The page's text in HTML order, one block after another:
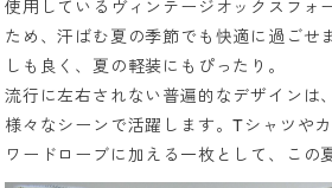
使用しているヴィンテージオックスフォ
ため、汗ばむ夏の季節でも快適に過ごせ
しも良く、夏の軽装にもぴったり。
流行に左右されない普遍的なデザインは
様々なシーンで活躍します。Tシャツや
ワードローブに加える一枚として、この